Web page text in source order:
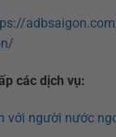
các dịch vụ:
với người nước